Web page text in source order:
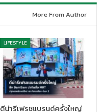
More From Author
LIFESTYLE
ดีน่ารีเฟรชแบรนด์ครั้งใหญ่